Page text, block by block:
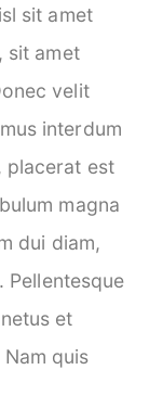
sit amet
sit amet
velit
interdum
placerat est
magna
dui diam,
Pellentesque
et
quis